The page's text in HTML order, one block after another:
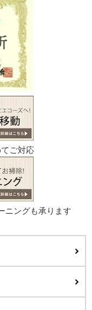
ご対応
ニングも承ります